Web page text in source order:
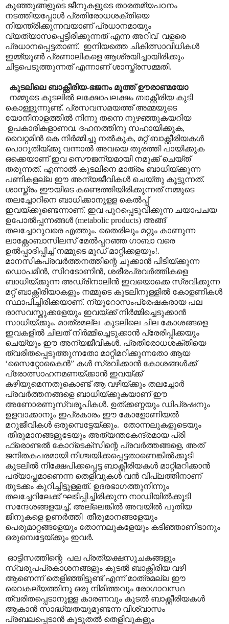
കുഞ്ഞുങ്ങളുടെ ജീനുകളുടെ താരതമ്യപഠനം
നടത്തിയപ്പോൾ പ്രതിരോധശക്തിയെ
നിയന്ത്രിക്കുന്നവയാണ് പ്രധാനമായും
വ്യത്യാസപ്പെട്ടിരിക്കുന്നത് എന്ന അറിവ് വളരെ
പ്രധാനപ്പെട്ടതാണ്. ഇനിയത്തെ ചികിത്സാവിധികൾ
ഇമ്മ്യൂൺ പ്രണാലികളെ ആശ്രയിച്ചായിരിക്കും
ചിട്ടപെടുത്തുന്നത് എന്നാണ് ശാസ്ത്രസമ്മതി.
കുടലിലെ ബാക്റ്റീരിയ-ഭജനം മൂത്ത് ഊരാണ്മയോ
നമ്മുടെ കുടലിൽ ലക്ഷോപലക്ഷം ബാക്റ്റീരിയ കുടി
കൊള്ളുന്നുണ്ട്. പ്രസവസമയത്ത് അമ്മയുടെ
യോനീനാളത്തിൽ നിന്നു തന്നെ നുഴഞ്ഞുകയറിയ
ഉപകാരികളാണവ. ദഹനത്തിനു സഹായിക്കുക,
വൈറ്റമിൻ കെ നിർമ്മിച്ചു നൽകുക, മറ്റ് ബാക്റ്റീരിയകൾ
പൊറുതിയ്ക്കു വന്നാൽ അവയെ തുരത്തി പായിക്കുക
ഒക്കെയാണ് ഇവ സൌജന്യമായി നമുക്ക് ചെയ്ത്
തരുന്നത്. എന്നാൽ കുടലിനെ മാത്രം ബാധിയ്ക്കുന്ന
പണികളല്ല ഈ അന്യജീവികൾ ചെയ്തു കൂട്ടുന്നത്.
ശാസ്ത്രം ഈയിടെ കണ്ടെത്തിയിരിക്കുന്നത് നമ്മുടെ
തലച്ചോറിനെ ബാധിക്കാനുള്ള കെൽ‌പ്പ്
ഇവയ്ക്കുണ്ടെന്നാണ്. ഇവ പുറപ്പെടുവിക്കുന്ന ചയാപചയ
ഉപോൽ‌പ്പന്നങ്ങൾ (metabolic products) അങ്ങ്
തലച്ചോറുവരെ എത്തും. തൈരിലും മറ്റും കാണുന്ന
ലാക്റ്റോബാസിലസ് മേൽ‌പ്പറഞ്ഞ ഗാബാ വരെ
ഉൽ‌പ്പാദിപ്പിച്ച് നമ്മുടെ മൂഡ് മാറ്റിക്കളയും!.
മാനസികപ്രവർത്തനത്തിന്റെ ചുക്കാൻ പിടിയ്ക്കുന്ന
ഡൊപമീൻ, സിറടോണിൻ, ശരീരപ്രവർത്തികളെ
ബാധിയ്ക്കുന്ന അഡ്രിനാലിൻ ഇവയൊക്കെ സ്രവിക്കുന്ന
മറ്റ് ബാക്റ്റീരിയാകളും നമ്മുടെ കുടലിനുള്ളിൽ കോളണികൾ
സ്ഥാപിച്ചിരിക്കയാണ്. ന്യൂറോസംപ്രേഷകരായ പല
രാസവസ്തുക്കളേയും ഇവയ്ക്ക് നിർമ്മിച്ചെടുക്കാൻ
സാധിയ്ക്കും. മാത്രമല്ല കുടലിലെ ചില കോശങ്ങളെ
ഇവകളിൽ ചിലത് നിർമ്മിച്ചെടുക്കാൻ പ്രേരിപ്പിക്കയും
ചെയ്യും ഈ അന്യജീവികൾ. പ്രതിരോധശക്തിയെ
ത്വരിതപ്പെടുത്തുന്നതോ മാറ്റിമറിക്കുന്നതോ ആയ
‘സൈറ്റോകൈൻ” കൾ സ്രവിക്കാൻ കോശങ്ങൾക്ക്
പ്രോത്സാഹനമണയ്ക്കാൻ ഇവയ്ക്ക്
കഴിയുമെന്നതുകൊണ്ട് ആ വഴിയ്ക്കും തലച്ചോർ
പ്രവർത്തനങ്ങളെ ബാധിയ്ക്കുകയാണ് ഈ
അണോരണുസ്വരൂപികൾ. ഉത്ക്കണ്ഠയും ഡിപ്രഷനും
ഉളവാക്കാനും ഇപ്രകാരം ഈ കോളോണിയൽ
മറുജീവികൾ ഒരുമ്പെട്ടേയ്ക്കും. തോന്നലുകളുടെയും
തീരുമാനങ്ങളുടേയും അത്യന്തകേന്ദ്രമായ പ്രി
ഫ്രൊണ്ടൽ കോറ്ടെക്സിന്റെ പ്രവർത്തങ്ങളെ, അത്
ജനിതകപരമായി നിശ്ചയിക്കപ്പെട്ടതാണെങ്കിൽക്കൂടി
കുടലിൽ നിക്ഷേപിക്കപ്പെട്ട ബാക്റ്റീരിയകൾ മാറ്റിമറിക്കാൻ
പര്യാ‍പ്തമാണെന്ന തെളിവുകൾ വൻ വിപ്ലത്തിനാണ്
തുടക്കം കുറിച്ചിട്ടുള്ളത്. ഉദരഭാഗത്തുനിന്നും
തലച്ചേറിലേക്ക് ഘടിപ്പിച്ചിരിക്കുന്ന നാഡിയിൽക്കൂടി
സന്ദേശങ്ങളയച്ച്, അല്ലെങ്കിൽ അവയിൽ പുതിയ
ജീനുകളെ ഉണർത്തി തീരുമാനങ്ങളേയും
പെരുമാറ്റങ്ങളേയും തോന്നലുകളേയും കടിഞ്ഞാണിടാനും
ഒരുമ്പെട്ടേയ്ക്കും ഇവർ.
ഓട്ടിസത്തിന്റെ പല പ്രത്യക്ഷസൂചകങ്ങളും
സ്വരൂപപ്രകാശനങ്ങളും കുടൽ ബാക്റ്റീരിയ വഴി
ആണെന്ന് തെളിഞ്ഞിട്ടുണ്ട് എന്ന് മാത്രമല്ല ഈ
വൈകല്യത്തിനു ഒരു നിമിത്തവും രോഗാവസ്ഥ
ത്വരിതപ്പെടാനുള്ള കാരണവും കുടൽ ബാക്റ്റീരിയകൾ
ആകാൻ സാദ്ധ്യതയുമുണ്ടന്ന വിശ്വാസം
പ്രബലപ്പെടാൻ കൂടുതൽ തെളിവുകളും